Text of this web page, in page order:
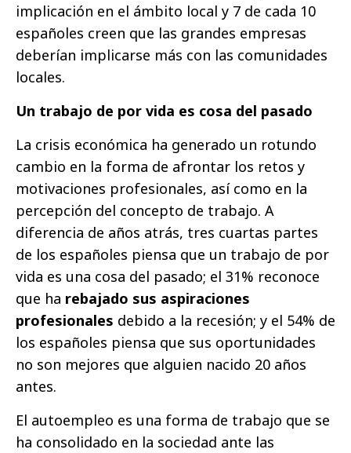
implicación en el ámbito local y 7 de cada 10
españoles creen que las grandes empresas
deberían implicarse más con las comunidades
locales.
Un trabajo de por vida es cosa del pasado
La crisis económica ha generado un rotundo
cambio en la forma de afrontar los retos y
motivaciones profesionales, así como en la
percepción del concepto de trabajo. A
diferencia de años atrás, tres cuartas partes
de los españoles piensa que un trabajo de por
vida es una cosa del pasado; el 31% reconoce
que ha rebajado sus aspiraciones
profesionales debido a la recesión; y el 54% de
los españoles piensa que sus oportunidades
no son mejores que alguien nacido 20 años
antes.
El autoempleo es una forma de trabajo que se
ha consolidado en la sociedad ante las